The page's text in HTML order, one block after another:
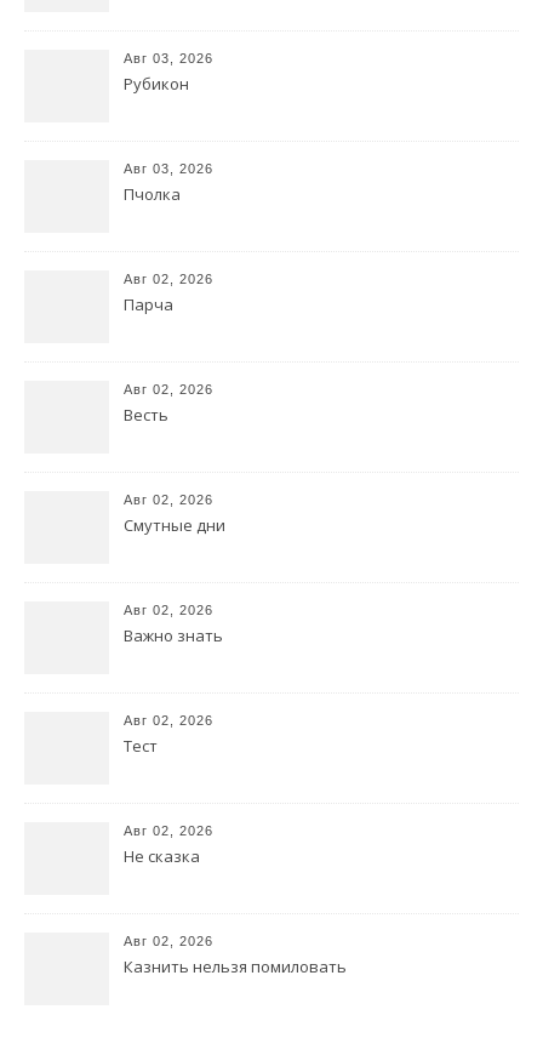
Авг 03, 2026
Рубикон
Авг 03, 2026
Пчолка
Авг 02, 2026
Парча
Авг 02, 2026
Весть
Авг 02, 2026
Смутные дни
Авг 02, 2026
Важно знать
Авг 02, 2026
Тест
Авг 02, 2026
Не сказка
Авг 02, 2026
Казнить нельзя помиловать